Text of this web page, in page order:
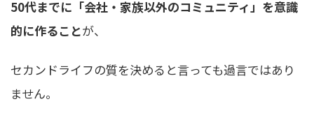
50代までに「会社・家族以外のコミュニティ」を意識
的に作ることが、
セカンドライフの質を決めると言っても過言ではあり
ません。